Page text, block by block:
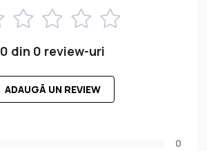
0 din 0 review-uri
ADAUGĂ UN REVIEW
0